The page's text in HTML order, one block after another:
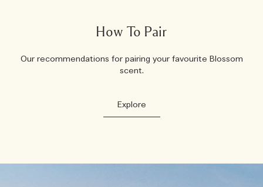
How To Pair
Our recommendations for pairing your favourite Blossom
scent.
Explore